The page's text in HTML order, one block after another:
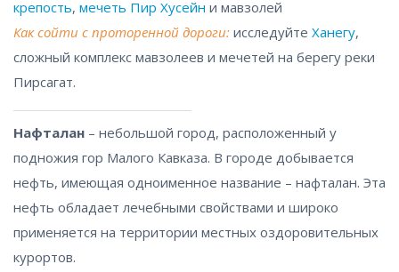
крепость, мечеть Пир Хусейн и мавзолей
Как сойти с проторенной дороги: исследуйте Ханегу,
сложный комплекс мавзолеев и мечетей на берегу реки
Пирсагат.
Нафталан – небольшой город, расположенный у
подножия гор Малого Кавказа. В городе добывается
нефть, имеющая одноименное название – нафталан. Эта
нефть обладает лечебными свойствами и широко
применяется на территории местных оздоровительных
курортов.